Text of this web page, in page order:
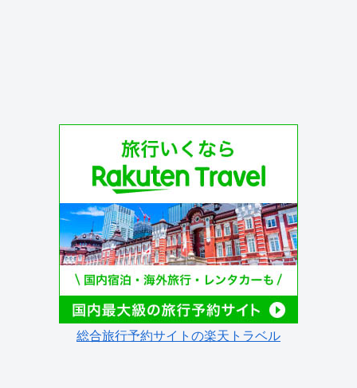
総合旅行予約サイトの楽天トラベル